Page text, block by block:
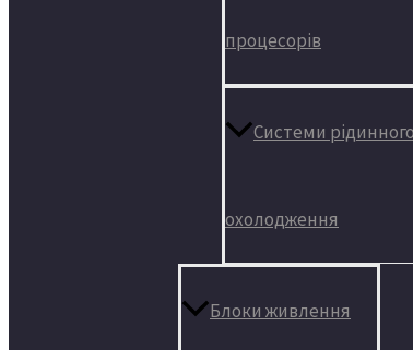
процесорів
Системи рідинного
охолодження
Блоки живлення